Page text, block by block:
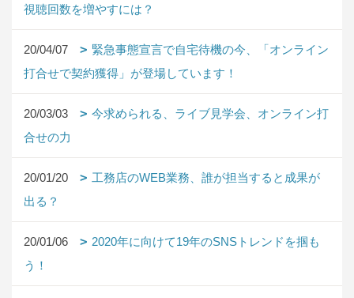
視聴回数を増やすには？
20/04/07
緊急事態宣言で自宅待機の今、「オンライン
打合せで契約獲得」が登場しています！
20/03/03
今求められる、ライブ見学会、オンライン打
合せの力
20/01/20
工務店のWEB業務、誰が担当すると成果が
出る？
20/01/06
2020年に向けて19年のSNSトレンドを掴も
う！